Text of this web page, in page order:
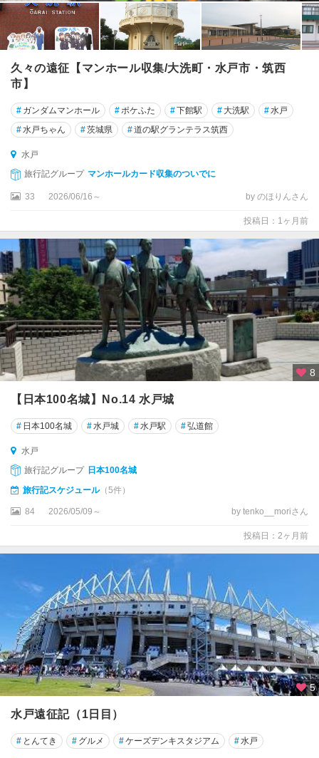
田
鹿
・
潮
来
・
波
崎
土
浦
く
ば
・
牛
久
笠
間
・
下
古
河
久々の遠征【マンホール収集/大洗町・水戸市・筑西
市】
# ガンダムマンホール #ポケふた #下館駅 # 大洗駅 #水戸
#水戸ちゃん #茨城県 #道の駅グランテラス筑西
水戸
旅行記グループ マンホールカード収集のついでに
33 2026/06/16～ by のほりんさん
投稿日：1ヶ月前
8
【日本100名城】No.14 水戸城
# 日本100名城 #水戸城 #水戸駅 #弘道館
水戸
旅行記グループ 日本100名城
旅行記スケジュール（5件）
84 2026/05/09～ by tenko__moriさん
投稿日：2ヶ月前
5
水戸遠征記（1日目）
# とんてき # グルメ #ケーズデンキスタジアム #水戸